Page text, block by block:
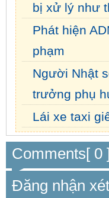
bị xử lý như
Phát hiện
phạm
Người Nhật
trưởng phụ
Lái xe taxi
Comments[ 0
Đăng nhận xét